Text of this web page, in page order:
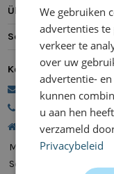
Über uns
Service
Kontakt
088 700 18 18
Kanaalweg 9, 5721
Montag
Servicetag
We gebruiken
advertenties
verkeer te
over uw
advertentie-
kunnen
u aan hen
verzameld
Privacybeleid